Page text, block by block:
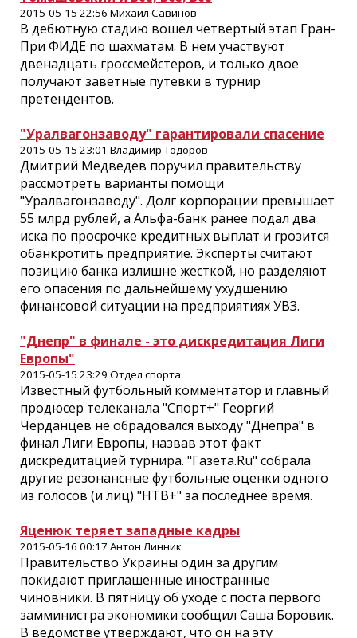
2015-05-15 22:56 Михаил Савинов
В дебютную стадию вошел четвертый этап Гран-
При ФИДЕ по шахматам. В нем участвуют
двенадцать гроссмейстеров, и только двое
получают заветные путевки в турнир
претендентов.
"Уралвагонзаводу" гарантировали спасение
2015-05-15 23:01 Владимир Тодоров
Дмитрий Медведев поручил правительству
рассмотреть варианты помощи
"Уралвагонзаводу". Долг корпорации превышает
55 млрд рублей, а Альфа-банк ранее подал два
иска по просрочке кредитных выплат и грозится
обанкротить предприятие. Эксперты считают
позицию банка излишне жесткой, но разделяют
его опасения по дальнейшему ухудшению
финансовой ситуации на предприятиях УВЗ.
"Днепр" в финале - это дискредитация Лиги
Европы"
2015-05-15 23:29 Отдел спорта
Известный футбольный комментатор и главный
продюсер телеканала "Спорт+" Георгий
Черданцев не обрадовался выходу "Днепра" в
финал Лиги Европы, назвав этот факт
дискредитацией турнира. "Газета.Ru" собрала
другие резонансные футбольные оценки одного
из голосов (и лиц) "НТВ+" за последнее время.
Яценюк теряет западные кадры
2015-05-16 00:17 Антон Линник
Правительство Украины один за другим
покидают приглашенные иностранные
чиновники. В пятницу об уходе с поста первого
замминистра экономики сообщил Саша Боровик.
В ведомстве утверждают, что он на эту